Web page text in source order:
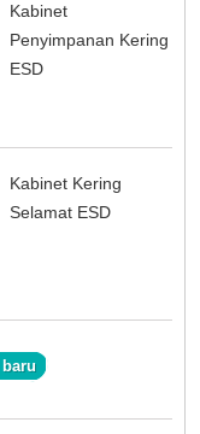
Kabinet
Penyimpanan Kering
ESD
Kabinet Kering
Selamat ESD